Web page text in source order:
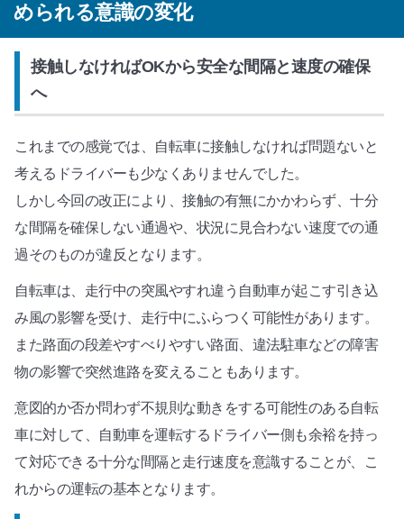
められる意識の変化
接触しなければOKから安全な間隔と速度の確保
へ
これまでの感覚では、自転車に接触しなければ問題ないと
考えるドライバーも少なくありませんでした。
しかし今回の改正により、接触の有無にかかわらず、十分
な間隔を確保しない通過や、状況に見合わない速度での通
過そのものが違反となります。
自転車は、走行中の突風やすれ違う自動車が起こす引き込
み風の影響を受け、走行中にふらつく可能性があります。
また路面の段差やすべりやすい路面、違法駐車などの障害
物の影響で突然進路を変えることもあります。
意図的か否か問わず不規則な動きをする可能性のある自転
車に対して、自動車を運転するドライバー側も余裕を持っ
て対応できる十分な間隔と走行速度を意識することが、こ
れからの運転の基本となります。